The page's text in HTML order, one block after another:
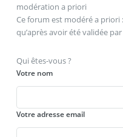
modération a priori
Ce forum est modéré a
qu’après avoir été validée
Qui êtes-vous ?
Votre nom
Votre adresse email